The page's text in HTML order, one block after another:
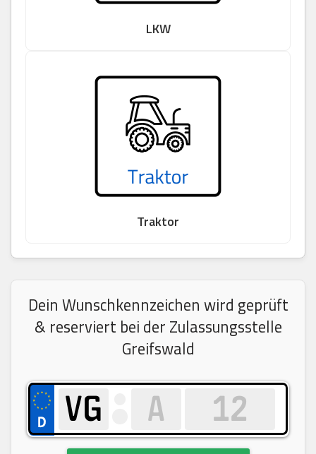
LKW
Traktor
Dein Wunschkennzeichen wird geprüft
& reserviert bei der Zulassungsstelle
Greifswald